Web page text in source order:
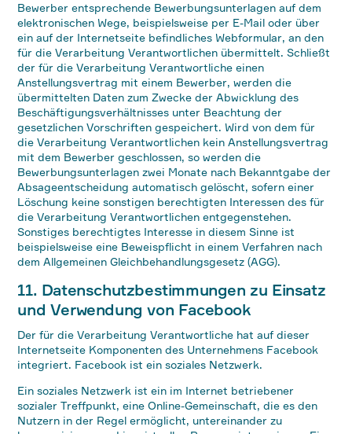
Bewerber entsprechende Bewerbungsunterlagen auf dem
elektronischen Wege, beispielsweise per E-Mail oder über
ein auf der Internetseite befindliches Webformular, an den
für die Verarbeitung Verantwortlichen übermittelt. Schließt
der für die Verarbeitung Verantwortliche einen
Anstellungsvertrag mit einem Bewerber, werden die
übermittelten Daten zum Zwecke der Abwicklung des
Beschäftigungsverhältnisses unter Beachtung der
gesetzlichen Vorschriften gespeichert. Wird von dem für
die Verarbeitung Verantwortlichen kein Anstellungsvertrag
mit dem Bewerber geschlossen, so werden die
Bewerbungsunterlagen zwei Monate nach Bekanntgabe der
Absageentscheidung automatisch gelöscht, sofern einer
Löschung keine sonstigen berechtigten Interessen des für
die Verarbeitung Verantwortlichen entgegenstehen.
Sonstiges berechtigtes Interesse in diesem Sinne ist
beispielsweise eine Beweispflicht in einem Verfahren nach
dem Allgemeinen Gleichbehandlungsgesetz (AGG).
11. Datenschutzbestimmungen zu Einsatz
und Verwendung von Facebook
Der für die Verarbeitung Verantwortliche hat auf dieser
Internetseite Komponenten des Unternehmens Facebook
integriert. Facebook ist ein soziales Netzwerk.
Ein soziales Netzwerk ist ein im Internet betriebener
sozialer Treffpunkt, eine Online-Gemeinschaft, die es den
Nutzern in der Regel ermöglicht, untereinander zu